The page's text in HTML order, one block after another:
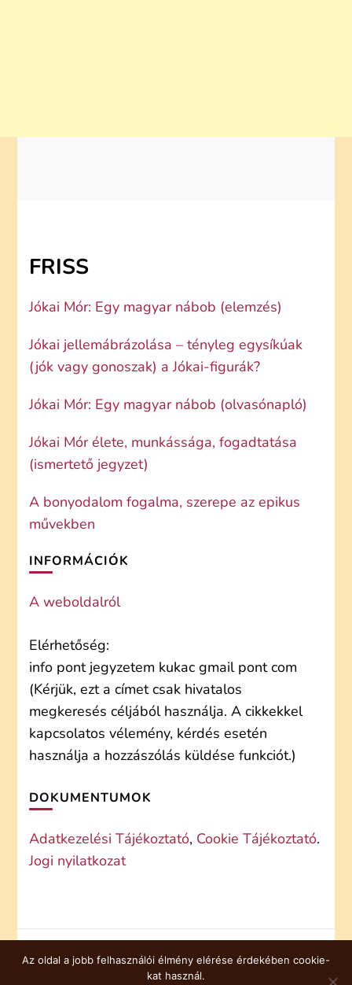
FRISS
Jókai Mór: Egy magyar nábob (elemzés)
Jókai jellemábrázolása – tényleg egysíkúak
(jók vagy gonoszak) a Jókai-figurák?
Jókai Mór: Egy magyar nábob (olvasónapló)
Jókai Mór élete, munkássága, fogadtatása
(ismertető jegyzet)
A bonyodalom fogalma, szerepe az epikus
művekben
INFORMÁCIÓK
A weboldalról
Elérhetőség:
info pont jegyzetem kukac gmail pont com
(Kérjük, ezt a címet csak hivatalos
megkeresés céljából használja. A cikkekkel
kapcsolatos vélemény, kérdés esetén
használja a hozzászólás küldése funkciót.)
DOKUMENTUMOK
Adatkezelési Tájékoztató, Cookie Tájékoztató.
Jogi nyilatkozat
COOKIE TÁJÉKOZTATÓ
Az oldal a jobb felhasználói élmény elérése érdekében cookie-
kat használ.